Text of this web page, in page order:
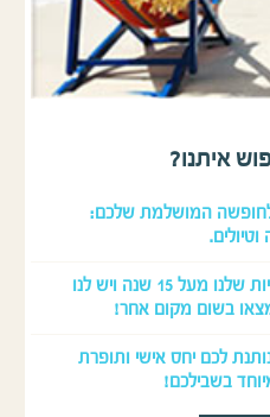
איתנו?
לחופשה המושלמת שלכם:
כי יוון היא הבית והמומחיות שלנו מעל 15 שנה ויש לנו
בשום מקום אחר!
לכם יחס אישי ותופרת
בשבילכם!